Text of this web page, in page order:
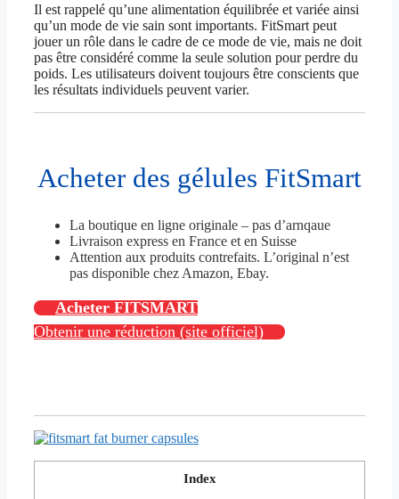
Il est rappelé qu’une alimentation équilibrée et variée ainsi
qu’un mode de vie sain sont importants. FitSmart peut
jouer un rôle dans le cadre de ce mode de vie, mais ne doit
pas être considéré comme la seule solution pour perdre du
poids. Les utilisateurs doivent toujours être conscients que
les résultats individuels peuvent varier.
Acheter des gélules FitSmart
La boutique en ligne originale – pas d’arnqaue
Livraison express en France et en Suisse
Attention aux produits contrefaits. L’original n’est
pas disponible chez Amazon, Ebay.
Acheter FITSMART
Obtenir une réduction (site officiel)
Index